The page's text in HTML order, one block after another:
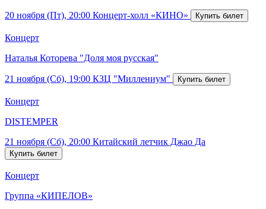
20 ноября (Пт), 20:00 Концерт-холл «КИНО»
Концерт
Наталья Которева "Доля моя русская"
21 ноября (Сб), 19:00 КЗЦ "Миллениум"
Концерт
DISTEMPER
21 ноября (Сб), 20:00 Китайский летчик Джао Да
Концерт
Группа «КИПЕЛОВ»